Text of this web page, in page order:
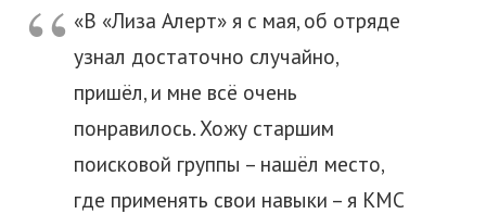
«В «Лиза Алерт» я с мая, об отряде
узнал достаточно случайно,
пришёл, и мне всё очень
понравилось. Хожу старшим
поисковой группы – нашёл место,
где применять свои навыки – я КМС